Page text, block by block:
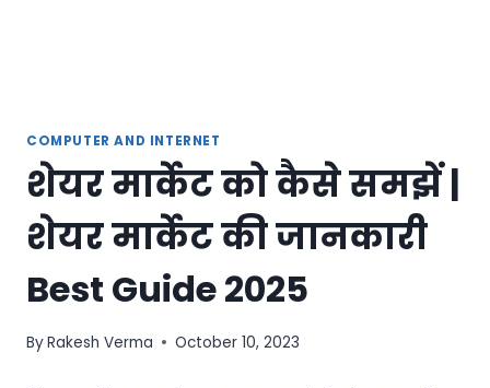
COMPUTER AND INTERNET
शेयर मार्केट को कैसे समझें |
शेयर मार्केट की जानकारी
Best Guide 2025
ByRakesh Verma October 10, 2023